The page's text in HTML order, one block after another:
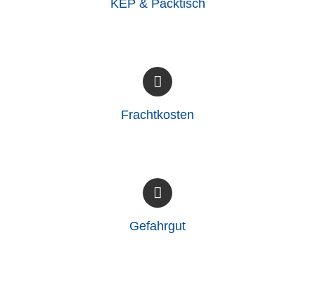
KEP & Packtisch
Frachtkosten
Gefahrgut